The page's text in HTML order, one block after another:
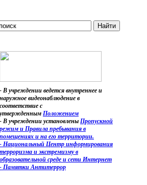
- В учреждении ведется внутреннее и
наружное видеонаблюдение в
соответствие с
утвержденным Положением
- В учреждении установлены Пропускной
режим и Правила пребывания в
помещениях и на его территории.
- Национальный Центр информирования
терроризма и экстремизму в
образовательной среде и сети Интернет
- Памятки Антитеррор